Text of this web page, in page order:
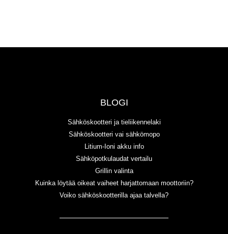
BLOGI
Sähköskootteri ja tieliikennelaki
Sähköskootteri vai sähkömopo
Litium-Ioni akku info
Sähköpotkulaudat vertailu
Grillin valinta
Kuinka löytää oikeat vaiheet harjattomaan moottoriin?
Voiko sähköskootterilla ajaa talvella?